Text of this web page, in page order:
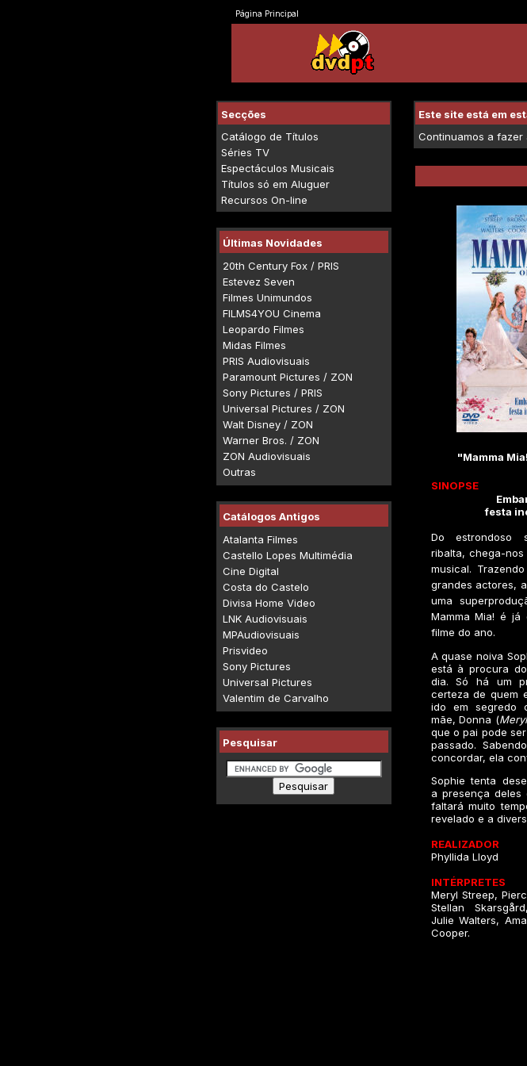
Página Principal
Secções
Catálogo de Títulos
Séries TV
Espectáculos Musicais
Títulos só em Aluguer
Recursos On-line
Últimas Novidades
20th Century Fox / PRIS
Estevez Seven
Filmes Unimundos
FILMS4YOU Cinema
Leopardo Filmes
Midas Filmes
PRIS Audiovisuais
Paramount Pictures / ZON
Sony Pictures / PRIS
Universal Pictures / ZON
Walt Disney / ZON
Warner Bros. / ZON
ZON Audiovisuais
Outras
Catálogos Antigos
Atalanta Filmes
Castello Lopes Multimédia
Cine Digital
Costa do Castelo
Divisa Home Video
LNK Audiovisuais
MPAudiovisuais
Prisvideo
Sony Pictures
Universal Pictures
Valentim de Carvalho
Pesquisar
Este site está em
Continuamos a
"Mamma
SINOPSE
festa
Do estrondoso
ribalta, chega-
musical.
grandes actores,
uma
Mamma Mia! é já
filme do ano.
A quase noiva
está à procura
dia. Só há um
certeza de quem
ido em segredo
mãe, Donna (
que o pai pode
passado.
concordar, ela
Sophie tenta
a presença deles
faltará muito
revelado e a
REALIZADOR
Phyllida Lloyd
INTÉRPRETES
Meryl Streep,
Stellan
Julie Walters,
Cooper.